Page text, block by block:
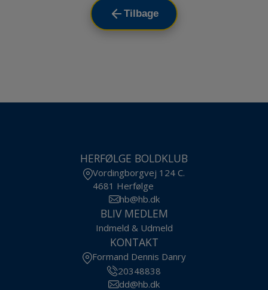
Tilbage
HERFØLGE BOLDKLUB
Vordingborgvej 124 C.
4681 Herfølge
hb@hb.dk
BLIV MEDLEM
Indmeld & Udmeld
KONTAKT
Formand Dennis Danry
20348838
dd@hb.dk